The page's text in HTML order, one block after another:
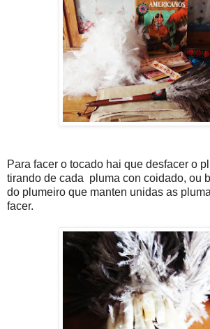
Para facer o tocado hai que desfacer o
tirando de cada pluma con coidado, ou
do plumeiro que manten unidas as
facer.